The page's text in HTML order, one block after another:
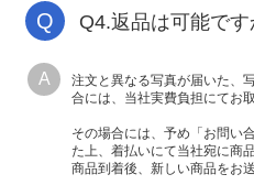
Q Q4.返品は可能です
A
注文と異なる写真が届いた、
合には、当社実費負担にてお
その場合には、予め「お問い
た上、着払いにて当社宛に商
商品到着後、新しい商品をお